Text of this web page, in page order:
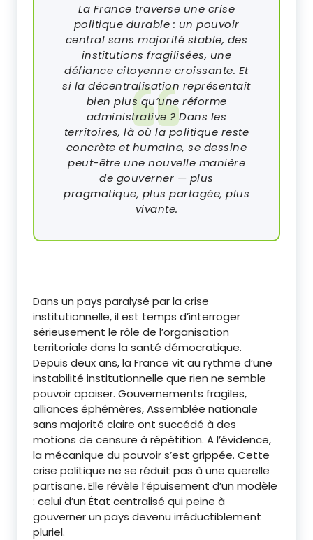
La France traverse une crise
politique durable : un pouvoir
central sans majorité stable, des
institutions fragilisées, une
défiance citoyenne croissante. Et
si la décentralisation représentait
bien plus qu’une réforme
administrative ? Dans les
territoires, là où la politique reste
concrète et humaine, se dessine
peut-être une nouvelle manière
de gouverner — plus
pragmatique, plus partagée, plus
vivante.
Dans un pays paralysé par la crise
institutionnelle, il est temps d’interroger
sérieusement le rôle de l’organisation
territoriale dans la santé démocratique.
Depuis deux ans, la France vit au rythme d’une
instabilité institutionnelle que rien ne semble
pouvoir apaiser. Gouvernements fragiles,
alliances éphémères, Assemblée nationale
sans majorité claire ont succédé à des
motions de censure à répétition. A l’évidence,
la mécanique du pouvoir s’est grippée. Cette
crise politique ne se réduit pas à une querelle
partisane. Elle révèle l’épuisement d’un modèle
: celui d’un État centralisé qui peine à
gouverner un pays devenu irréductiblement
pluriel.